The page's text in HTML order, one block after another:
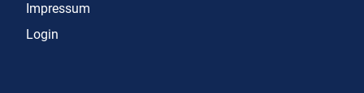
Impressum
Login